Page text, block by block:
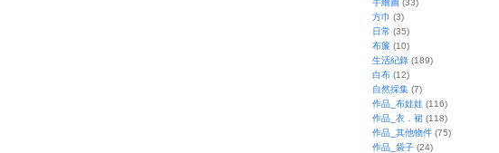
手繪圖 (33)
方巾 (3)
日常 (35)
布簾 (10)
生活紀錄 (189)
白布 (12)
自然採集 (7)
作品_布娃娃 (116)
作品_衣．裙 (118)
作品_其他物件 (75)
作品_袋子 (24)